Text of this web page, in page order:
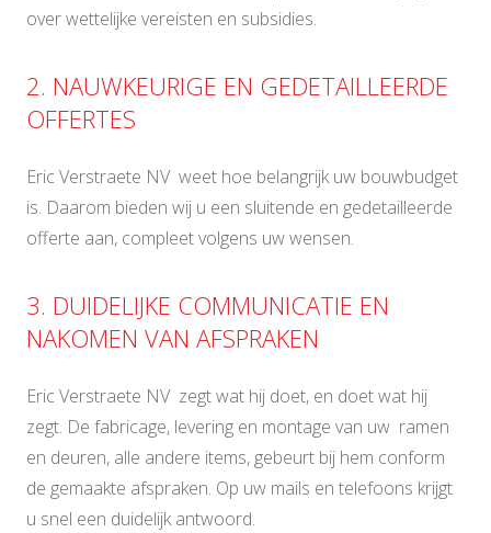
over wettelijke vereisten en subsidies.
2. NAUWKEURIGE EN GEDETAILLEERDE
OFFERTES
Eric Verstraete NV weet hoe belangrijk uw bouwbudget
is. Daarom bieden wij u een sluitende en gedetailleerde
offerte aan, compleet volgens uw wensen.
3. DUIDELIJKE COMMUNICATIE EN
NAKOMEN VAN AFSPRAKEN
Eric Verstraete NV zegt wat hij doet, en doet wat hij
zegt. De fabricage, levering en montage van uw ramen
en deuren, alle andere items, gebeurt bij hem conform
de gemaakte afspraken. Op uw mails en telefoons krijgt
u snel een duidelijk antwoord.